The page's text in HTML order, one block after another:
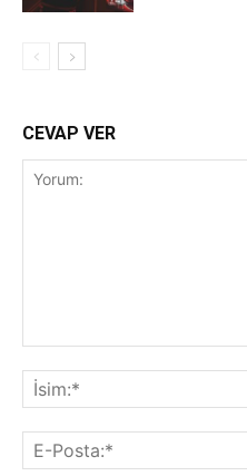
CEVAP VER